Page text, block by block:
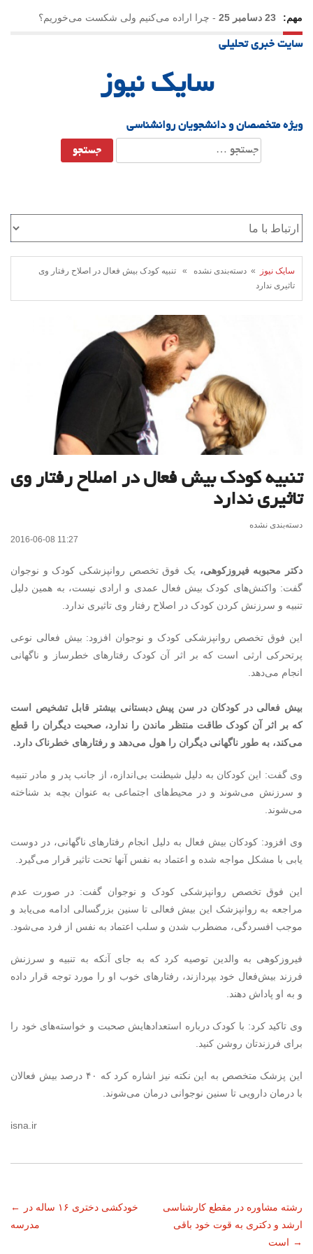
مهم: 23 دسامبر 25 - چرا اراده می‌کنیم ولی شکست می‌خوریم؟
21 دسامبر 25
سایت خبری تحلیلی
سایک نیوز
ویژه متخصصان و دانشجویان روانشناسی
جستجو
برای:
سایک نیوز
» دسته‌بندی نشده » تنبیه کودک بیش فعال در اصلاح رفتار وی
تاثیری ندارد
تنبیه کودک بیش فعال در اصلاح رفتار وی
تاثیری ندارد
دسته‌بندی نشده
2016-06-08 11:27
دکتر محبوبه فیروزکوهی، یک فوق تخصص روانپزشکی کودک و نوجوان
گفت: واکنش‌های کودک بیش فعال عمدی و ارادی نیست، به همین دلیل
تنبیه و سرزنش کردن کودک در اصلاح رفتار وی تاثیری ندارد.
این فوق تخصص روانپزشکی کودک و نوجوان افزود: بیش فعالی نوعی
پرتحرکی ارثی است که بر اثر آن کودک رفتارهای خطرساز و ناگهانی
انجام می‌دهد.
بیش فعالی در کودکان در سن پیش دبستانی بیشتر قابل تشخیص است
که بر اثر آن کودک طاقت منتظر ماندن را ندارد، صحبت دیگران را قطع
می‌کند، به طور ناگهانی دیگران را هول می‌دهد و رفتارهای خطرناک دارد.
وی گفت: این کودکان به دلیل شیطنت بی‌اندازه، از جانب پدر و مادر تنبیه
و سرزنش می‌شوند و در محیط‌های اجتماعی به عنوان بچه بد شناخته
می‌شوند.
وی افزود: کودکان بیش فعال به دلیل انجام رفتارهای ناگهانی، در دوست
یابی با مشکل مواجه شده و اعتماد به نفس آنها تحت تاثیر قرار می‌گیرد.
این فوق تخصص روانپزشکی کودک و نوجوان گفت: در صورت عدم
مراجعه به روانپزشک این بیش فعالی تا سنین بزرگسالی ادامه می‌یابد و
موجب افسردگی، مضطرب شدن و سلب اعتماد به نفس از فرد می‌شود.
فیروزکوهی به والدین توصیه کرد که به جای آنکه به تنبیه و سرزنش
فرزند بیش‌فعال خود بپردازند، رفتارهای خوب او را مورد توجه قرار داده
و به او پاداش دهند.
وی تاکید کرد: با کودک درباره استعدادهایش صحبت و خواسته‌های خود را
برای فرزندتان روشن کنید.
این پزشک متخصص به این نکته نیز اشاره کرد که ۴۰ درصد بیش فعالان
با درمان دارویی تا سنین نوجوانی درمان می‌شوند.
isna.ir
ناوبری
نوشته
←
خودکشی دختری ۱۶ ساله در
مدرسه
رشته مشاوره در مقطع کارشناسی
ارشد و دکتری به قوت خود باقی
است →